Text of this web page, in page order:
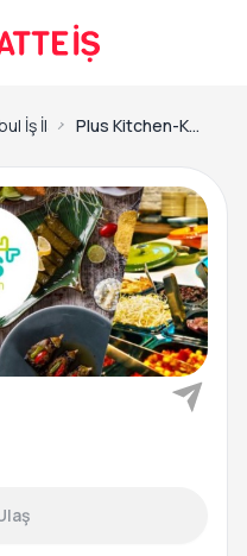
İş İlanları Plus Kitchen-KASİYER/SERVİS ELEMANI